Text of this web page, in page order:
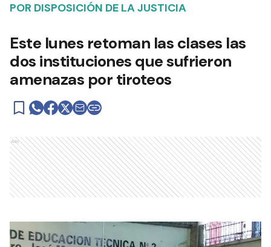
POR DISPOSICIÓN DE LA JUSTICIA
Este lunes retoman las clases las
dos instituciones que sufrieron
amenazas por tiroteos
Ads